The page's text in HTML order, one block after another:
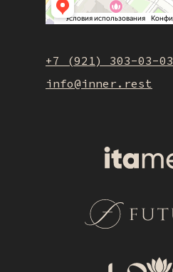
+7 (921) 303-03-03
info@inner.rest